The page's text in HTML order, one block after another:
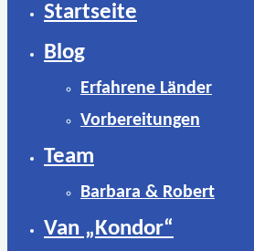
nach:
Startseite
Blog
Erfahrene Länder
Vorbereitungen
Team
Barbara & Robert
Van „Kondor“